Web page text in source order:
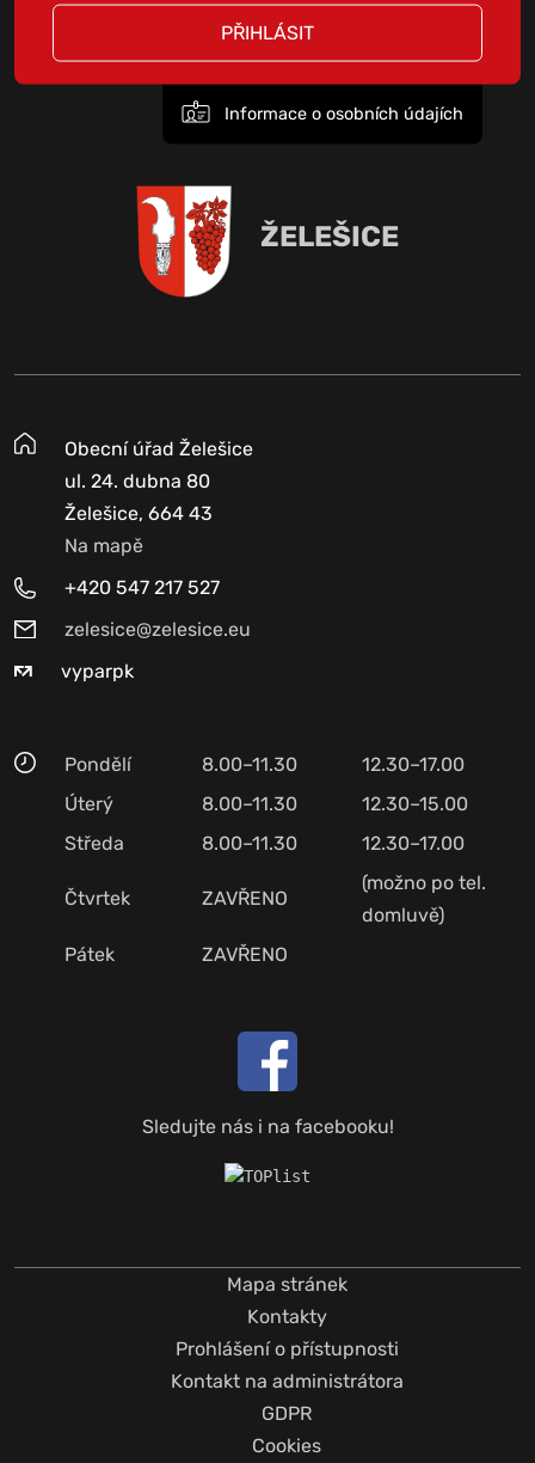
PŘIHLÁSIT
Informace o osobních údajích
ŽELEŠICE
Obecní úřad Želešice
ul. 24. dubna 80
Želešice, 664 43
Na mapě
+420 547 217 527
zelesice@zelesice.eu
vyparpk
Pondělí 8.00–11.30
12.30–17.00
Úterý
8.00–11.30
12.30–15.00
Středa
8.00–11.30 12.30–17.00
Čtvrtek ZAVŘENO
(možno po tel.
domluvě)
Pátek
ZAVŘENO
Sledujte nás i na facebooku!
Mapa stránek
Kontakty
Prohlášení o přístupnosti
Kontakt na administrátora
GDPR
Cookies